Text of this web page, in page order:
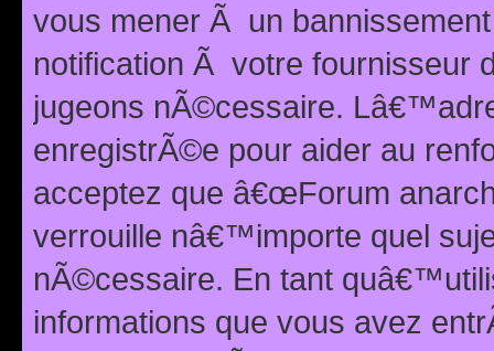
vous mener Ã un
notification Ã votre fournisseur
jugeons nÃ©cessaire.
enregistrÃ©e pour aider au
acceptez que â€œForum
verrouille nâ€™importe quel
nÃ©cessaire. En tant
informations que vous avez